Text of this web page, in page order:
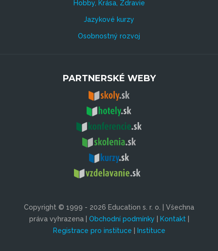
Hobby, Krása, Zdravie
Jazykové kurzy
Osobnostný rozvoj
PARTNERSKÉ WEBY
Copyright © 1999 - 2026 Education s. r. o. | Všechna
práva vyhrazena | Obchodní podmínky Kontakt|
Registrace pro instituce
Instituce